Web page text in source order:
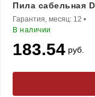
Пила сабельная
Гарантия, месяц: 12 •
В наличии
183.54 руб.